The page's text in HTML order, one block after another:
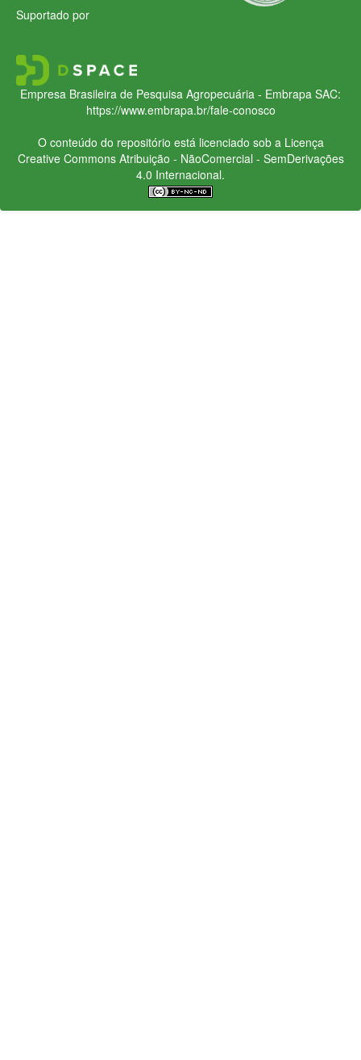
Suportado por
Empresa Brasileira de Pesquisa Agropecuária - Embrapa SAC:
https://www.embrapa.br/fale-conosco
O conteúdo do repositório está licenciado sob a Licença
Creative CommonsAtribuição - NãoComercial - SemDerivações
4.0 Internacional.